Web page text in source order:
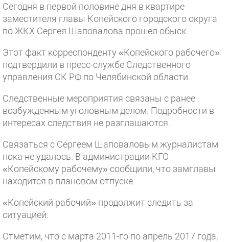
Сегодня в первой половине дня в квартире
заместителя главы Копейского городского округа
по ЖКХ Сергея Шаповалова прошел обыск.
Этот факт корреспонденту «Копейского рабочего»
подтвердили в пресс-службе Следственного
управления СК РФ по Челябинской области.
Следственные мероприятия связаны с ранее
возбужденным уголовным делом. Подробности в
интересах следствия не разглашаются.
Связаться с Сергеем Шаповаловым журналистам
пока не удалось. В администрации КГО
«Копейскому рабочему» сообщили, что замглавы
находится в плановом отпуске.
«Копейский рабочий» продолжит следить за
ситуацией.
Отметим, что с марта 2011-го по апрель 2017 года,